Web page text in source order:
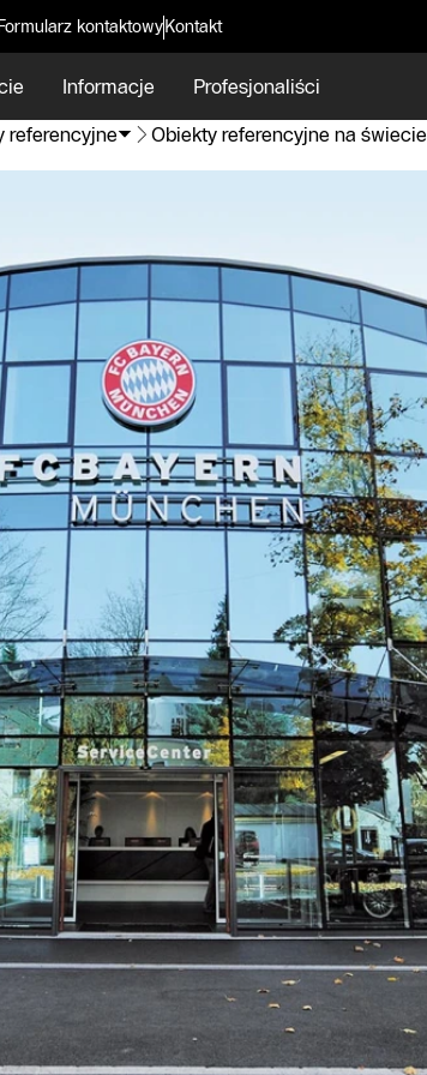
kontaktowyKontakt
Informacje Profesjonaliści
referencyjne Obiekty referencyjne na świecie